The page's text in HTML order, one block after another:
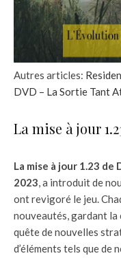
Autres articles:
DVD – La Sortie Tant
La mise à jour
La mise à jour 1.23 de
2023, a introduit de
ont revigoré le jeu.
nouveautés, gardant la
quête de nouvelles
d’éléments tels que de